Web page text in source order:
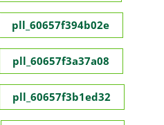
pll_60657f394b02e
pll_60657f3a37a08
pll_60657f3b1ed32